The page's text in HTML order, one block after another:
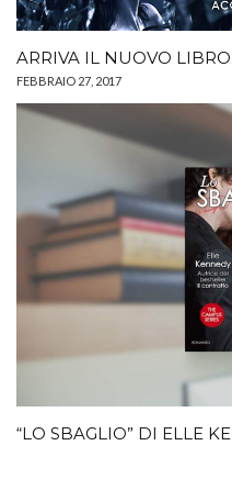
ARRIVA IL NUOVO
FEBBRAIO 27, 2017
“LO SBAGLIO” DI ELLE